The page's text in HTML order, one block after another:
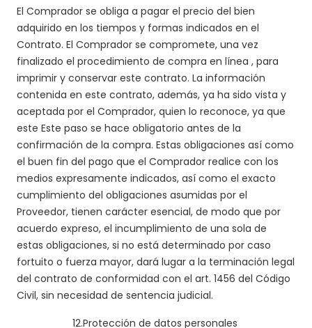
El Comprador se obliga a pagar el precio del bien
adquirido en los tiempos y formas indicados en el
Contrato. El Comprador se compromete, una vez
finalizado el procedimiento de compra en línea , para
imprimir y conservar este contrato. La información
contenida en este contrato, además, ya ha sido vista y
aceptada por el Comprador, quien lo reconoce, ya que
este Este paso se hace obligatorio antes de la
confirmación de la compra. Estas obligaciones así como
el buen fin del pago que el Comprador realice con los
medios expresamente indicados, así como el exacto
cumplimiento del obligaciones asumidas por el
Proveedor, tienen carácter esencial, de modo que por
acuerdo expreso, el incumplimiento de una sola de
estas obligaciones, si no está determinado por caso
fortuito o fuerza mayor, dará lugar a la terminación legal
del contrato de conformidad con el art. 1456 del Código
Civil, sin necesidad de sentencia judicial.
12.Protección de datos personales